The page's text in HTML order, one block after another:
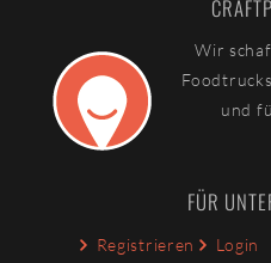
Wir
und
FÜR
Registrieren Login